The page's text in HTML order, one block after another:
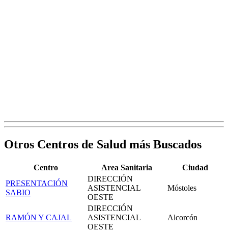
Otros Centros de Salud más Buscados
Centro Area Sanitaria
Ciudad
PRESENTACIÓN
SABIO
DIRECCIÓN
ASISTENCIAL
OESTE
Móstoles
RAMÓN Y CAJAL
DIRECCIÓN
ASISTENCIAL
OESTE
Alcorcón